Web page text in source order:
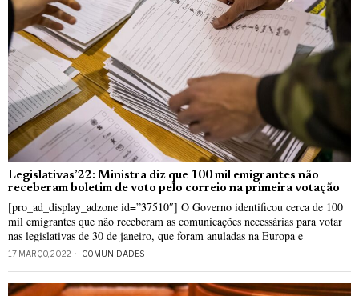
Legislativas’22: Ministra diz que 100 mil emigrantes não
receberam boletim de voto pelo correio na primeira votação
[pro_ad_display_adzone id=”37510″] O Governo identificou cerca de 100
mil emigrantes que não receberam as comunicações necessárias para votar
nas legislativas de 30 de janeiro, que foram anuladas na Europa e
17 MARÇO, 2022 COMUNIDADES